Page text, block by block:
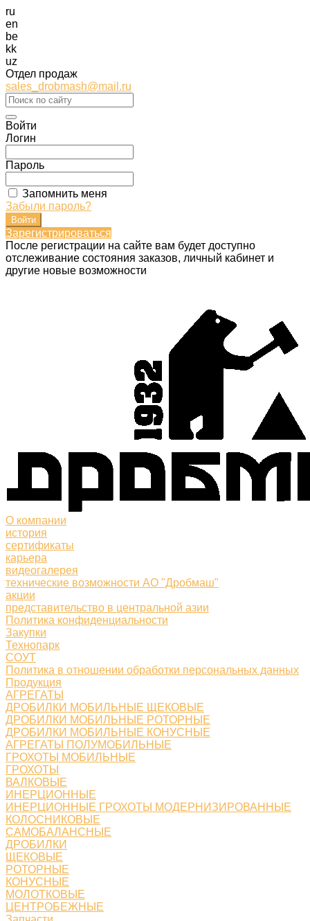
ru
en
be
kk
uz
Отдел продаж
sales_drobmash@mail.ru
Войти
Логин
Пароль
Запомнить меня
Забыли пароль?
Зарегистрироваться
После регистрации на сайте вам будет доступно
отслеживание состояния заказов, личный кабинет и
другие новые возможности
О компании
история
сертификаты
карьера
видеогалерея
технические возможности АО "Дробмаш"
акции
представительство в центральной азии
Политика конфиденциальности
Закупки
Технопарк
СОУТ
Политика в отношении обработки персональных данных
Продукция
АГРЕГАТЫ
ДРОБИЛКИ МОБИЛЬНЫЕ ЩЕКОВЫЕ
ДРОБИЛКИ МОБИЛЬНЫЕ РОТОРНЫЕ
ДРОБИЛКИ МОБИЛЬНЫЕ КОНУСНЫЕ
АГРЕГАТЫ ПОЛУМОБИЛЬНЫЕ
ГРОХОТЫ МОБИЛЬНЫЕ
ГРОХОТЫ
ВАЛКОВЫЕ
ИНЕРЦИОННЫЕ
ИНЕРЦИОННЫЕ ГРОХОТЫ МОДЕРНИЗИРОВАННЫЕ
КОЛОСНИКОВЫЕ
САМОБАЛАНСНЫЕ
ДРОБИЛКИ
ЩЕКОВЫЕ
РОТОРНЫЕ
КОНУСНЫЕ
МОЛОТКОВЫЕ
ЦЕНТРОБЕЖНЫЕ